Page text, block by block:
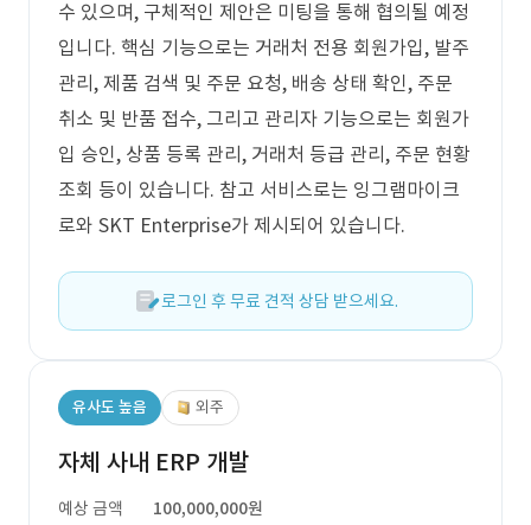
수 있으며, 구체적인 제안은 미팅을 통해 협의될 예정
입니다. 핵심 기능으로는 거래처 전용 회원가입, 발주
관리, 제품 검색 및 주문 요청, 배송 상태 확인, 주문
취소 및 반품 접수, 그리고 관리자 기능으로는 회원가
입 승인, 상품 등록 관리, 거래처 등급 관리, 주문 현황
조회 등이 있습니다. 참고 서비스로는 잉그램마이크
로와 SKT Enterprise가 제시되어 있습니다.
로그인 후 무료 견적 상담 받으세요.
유사도 높음 외주
자체 사내 ERP 개발
예상 금액
100,000,000원